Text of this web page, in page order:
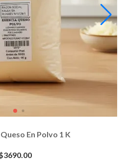
En Polvo 1 K